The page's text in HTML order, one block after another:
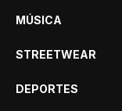
MÚSICA
STREETWEAR
DEPORTES